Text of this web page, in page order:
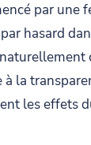
par une
hasard
à la
les effets